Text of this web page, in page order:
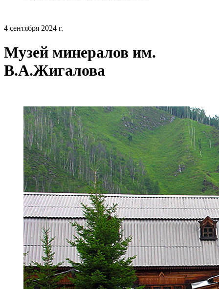
4 сентября 2024 г.
Музей минералов им.
В.А.Жигалова